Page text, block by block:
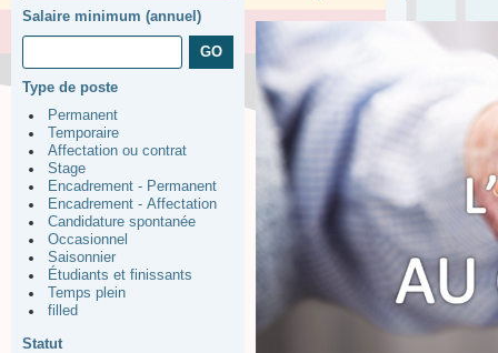
Salaire minimum (annuel)
Type de poste
Permanent
Temporaire
Affectation ou contrat
Stage
Encadrement - Permanent
Encadrement - Affectation
Candidature spontanée
Occasionnel
Saisonnier
Étudiants et finissants
Temps plein
filled
Statut